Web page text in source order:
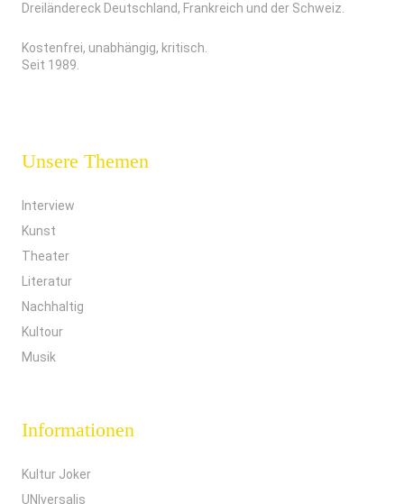
Dreiländereck Deutschland, Frankreich und der Schweiz.
Kostenfrei, unabhängig, kritisch.
Seit 1989.
Unsere Themen
Interview
Kunst
Theater
Literatur
Nachhaltig
Kultour
Musik
Informationen
Kultur Joker
UNIversalis